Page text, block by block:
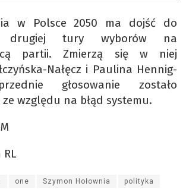
w Polsce 2050 ma dojść do
drugiej tury wyborów na
partii. Zmierzą się w niej
Nałęcz i Paulina Hennig-
głosowanie zostało
względu na błąd systemu.
one Szymon Hołownia polityka